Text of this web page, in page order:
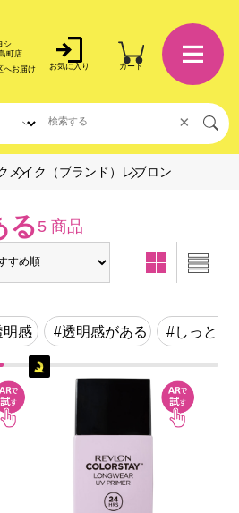
シ
町店
へお届け お気に入り カート
×
メイク（ブランド） レブロン
る5 商品
明感 #透明感がある #しっとり